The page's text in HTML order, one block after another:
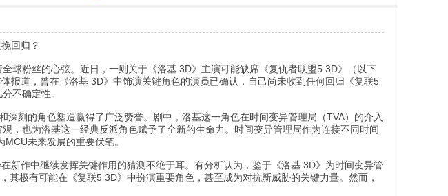
回归？
球粉丝的心弦。近日，一则关于《洛基 3D》主演可能缺席《复仇者联盟5 3D》（以下
报道，曾在《洛基 3D》中饰演关键角色的演员已确认，自己尚未收到任何回归《复联5
不确定性。
深刻的角色塑造赢得了广泛赞誉。剧中，洛基这一角色在时间变异管理局（TVA）的介入
，也为洛基这一经典反派角色赋予了全新的生命力。时间变异管理局作为连接不同时间
未来发展的重要伏笔。
新作中继续发挥关键作用的猜测不绝于耳。有分析认为，鉴于《洛基 3D》为时间变异管
极有可能在《复联5 3D》中扮演重要角色，甚至成为对抗新威胁的关键力量。然而，